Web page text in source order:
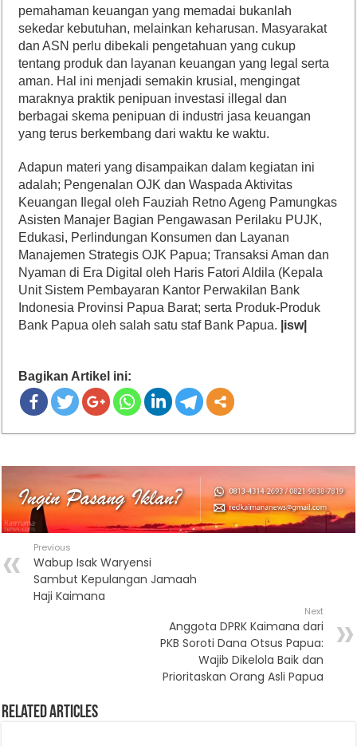
pemahaman keuangan yang memadai bukanlah
sekedar kebutuhan, melainkan keharusan. Masyarakat
dan ASN perlu dibekali pengetahuan yang cukup
tentang produk dan layanan keuangan yang legal serta
aman. Hal ini menjadi semakin krusial, mengingat
maraknya praktik penipuan investasi illegal dan
berbagai skema penipuan di industri jasa keuangan
yang terus berkembang dari waktu ke waktu.
Adapun materi yang disampaikan dalam kegiatan ini
adalah; Pengenalan OJK dan Waspada Aktivitas
Keuangan Ilegal oleh Fauziah Retno Ageng Pamungkas
Asisten Manajer Bagian Pengawasan Perilaku PUJK,
Edukasi, Perlindungan Konsumen dan Layanan
Manajemen Strategis OJK Papua; Transaksi Aman dan
Nyaman di Era Digital oleh Haris Fatori Aldila (Kepala
Unit Sistem Pembayaran Kantor Perwakilan Bank
Indonesia Provinsi Papua Barat; serta Produk-Produk
Bank Papua oleh salah satu staf Bank Papua. |isw|
Bagikan Artikel ini:
Previous
Wabup Isak Waryensi
Sambut Kepulangan Jamaah
Haji Kaimana
Next
Anggota DPRK Kaimana dari
PKB Soroti Dana Otsus Papua:
Wajib Dikelola Baik dan
Prioritaskan Orang Asli Papua
Related Articles